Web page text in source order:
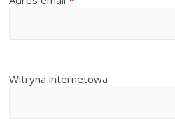
Witryna internetowa